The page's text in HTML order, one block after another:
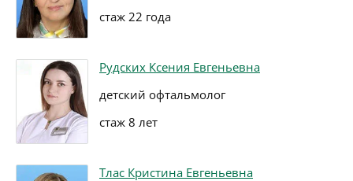
стаж 22 года
Рудских Ксения Евгеньевна
детский офтальмолог
стаж 8 лет
Тлас Кристина Евгеньевна